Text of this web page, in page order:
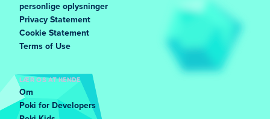
personlige oplysninger
Privacy Statement
Cookie Statement
Terms of Use
LÆR OS AT KENDE
Om
Poki for Developers